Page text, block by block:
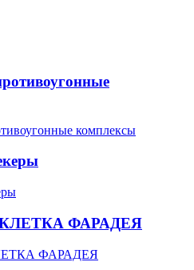
КЛЕТКА ФАРАДЕЯ